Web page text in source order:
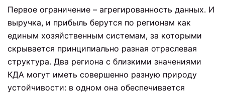
Первое ограничение – агрегированность данных. И
выручка, и прибыль берутся по регионам как
единым хозяйственным системам, за которыми
скрывается принципиально разная отраслевая
структура. Два региона с близкими значениями
КДА могут иметь совершенно разную природу
устойчивости: в одном она обеспечивается